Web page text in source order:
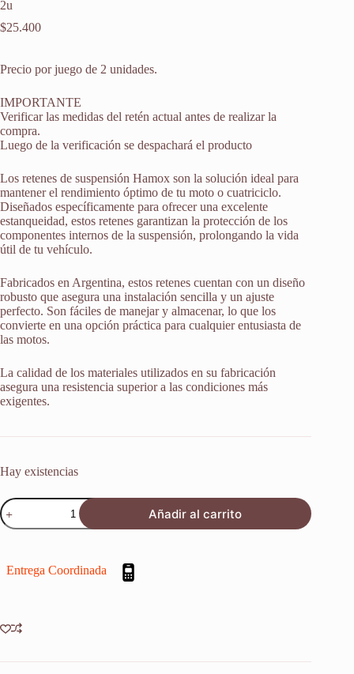
2u
$25.400
Precio por juego de 2 unidades.
IMPORTANTE
Verificar las medidas del retén actual antes de realizar la
compra.
Luego de la verificación se despachará el producto
Los retenes de suspensión Hamox son la solución ideal para
mantener el rendimiento óptimo de tu moto o cuatriciclo.
Diseñados específicamente para ofrecer una excelente
estanqueidad, estos retenes garantizan la protección de los
componentes internos de la suspensión, prolongando la vida
útil de tu vehículo.
Fabricados en Argentina, estos retenes cuentan con un diseño
robusto que asegura una instalación sencilla y un ajuste
perfecto. Son fáciles de manejar y almacenar, lo que los
convierte en una opción práctica para cualquier entusiasta de
las motos.
La calidad de los materiales utilizados en su fabricación
asegura una resistencia superior a las condiciones más
exigentes.
Hay existencias
Retenes
Suspension
Honda
N
X
2u
Añadir al carrito
Entrega Coordinada